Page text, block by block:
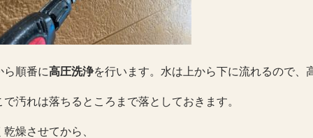
ら順番に高圧洗浄を行います。水は上から下に流れるので、
で汚れは落ちるところまで落としておきます。
乾燥させてから、